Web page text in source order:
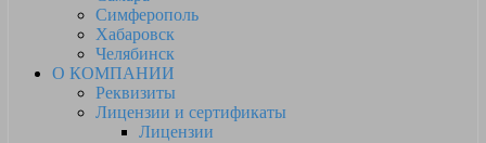
Симферополь
Хабаровск
Челябинск
О КОМПАНИИ
Реквизиты
Лицензии и сертификаты
Лицензии